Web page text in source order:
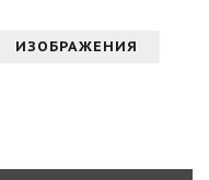
ИЗОБРАЖЕНИЯ